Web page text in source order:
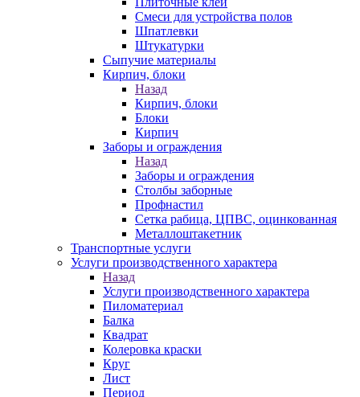
Смеси для устройства полов
Шпатлевки
Штукатурки
Сыпучие материалы
Кирпич, блоки
Назад
Кирпич, блоки
Блоки
Кирпич
Заборы и ограждения
Назад
Заборы и ограждения
Столбы заборные
Профнастил
Сетка рабица, ЦПВС, оцинкованная
Металлоштакетник
Транспортные услуги
Услуги производственного характера
Назад
Услуги производственного характера
Пиломатериал
Балка
Квадрат
Колеровка краски
Круг
Лист
Период